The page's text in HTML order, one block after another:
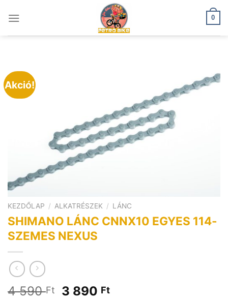
0
Akció!
KEZDŐLAP / ALKATRÉSZEK / LÁNC
SHIMANO LÁNC CNNX10 EGYES 114-
SZEMES NEXUS
4 590Ft
Original
3 890 FtCurrent